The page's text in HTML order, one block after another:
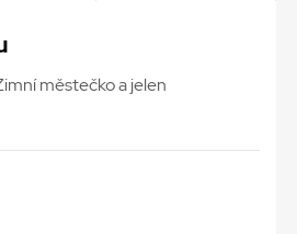
městečko a jelen